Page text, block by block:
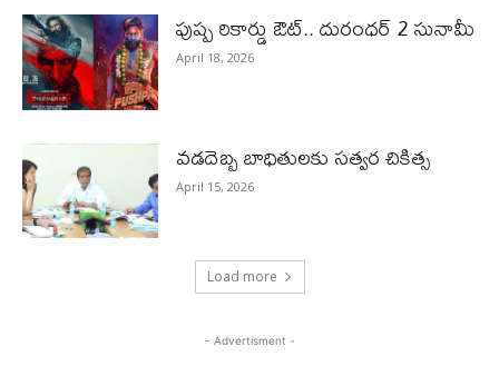
పుష్ప రికార్డు ఔట్‌.. దురంధ‌ర్ 2 సునామీ
April 18, 2026
వడదెబ్బ బాధితులకు సత్వర చికిత్స
April 15, 2026
Load more
- Advertisment -